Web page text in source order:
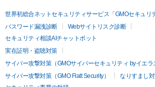
世界初総合ネットセキュリティサービス「GMOセキュリ
パスワード漏洩診断
Webサイトリスク診断
セキュリティ相談AIチャットボット
実在証明・盗聴対策
サイバー攻撃対策（GMOサイバーセキュリティ byイエラ
サイバー攻撃対策（GMO Flatt Security）
なりすまし